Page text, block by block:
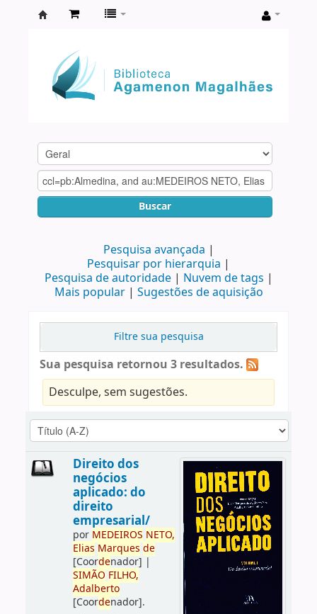
Agamenon
Magalhães
Buscar
Pesquisa avançada
Pesquisar por hierarquia
Pesquisa de autoridade
Nuvem de tags
Mais popular
Sugestões de aquisição
Filtre sua pesquisa
Sua pesquisa retornou 3 resultados.
Desculpe, sem sugestões.
Direito dos
negócios
aplicado: do
direito
empresarial/
por MEDEIROS NETO,
Elias Marques de
[Coordenador] |
SIMÃO FILHO,
Adalberto
[Coordenador].